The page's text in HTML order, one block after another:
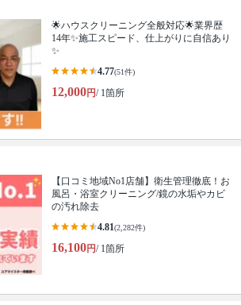
🌟ハウスクリーニング全般対応🌟業界歴
14年✨施工スピード、仕上がりに自信あり
✨
4.77(51件)
12,000円/ 1箇所
【口コミ地域No1店舗】衛生管理徹底！お
風呂・浴室クリーニング/鏡の水垢やカビ
の汚れ除去
4.81(2,282件)
16,100円/ 1箇所